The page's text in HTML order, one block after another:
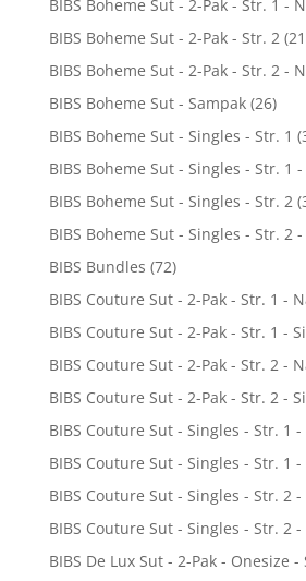
BIBS Boheme Sut - 2-Pak - Str. 1 -
BIBS Boheme Sut - 2-Pak - Str. 2
BIBS Boheme Sut - 2-Pak - Str. 2 -
BIBS Boheme Sut - Sampak (26)
BIBS Boheme Sut - Singles - Str. 1
BIBS Boheme Sut - Singles - Str. 1
BIBS Boheme Sut - Singles - Str. 2
BIBS Boheme Sut - Singles - Str. 2
BIBS Bundles (72)
BIBS Couture Sut - 2-Pak - Str. 1 -
BIBS Couture Sut - 2-Pak - Str. 1 -
BIBS Couture Sut - 2-Pak - Str. 2 -
BIBS Couture Sut - 2-Pak - Str. 2 -
BIBS Couture Sut - Singles - Str. 1
BIBS Couture Sut - Singles - Str. 1
BIBS Couture Sut - Singles - Str. 2
BIBS Couture Sut - Singles - Str. 2
BIBS De Lux Sut - 2-Pak - Onesize -